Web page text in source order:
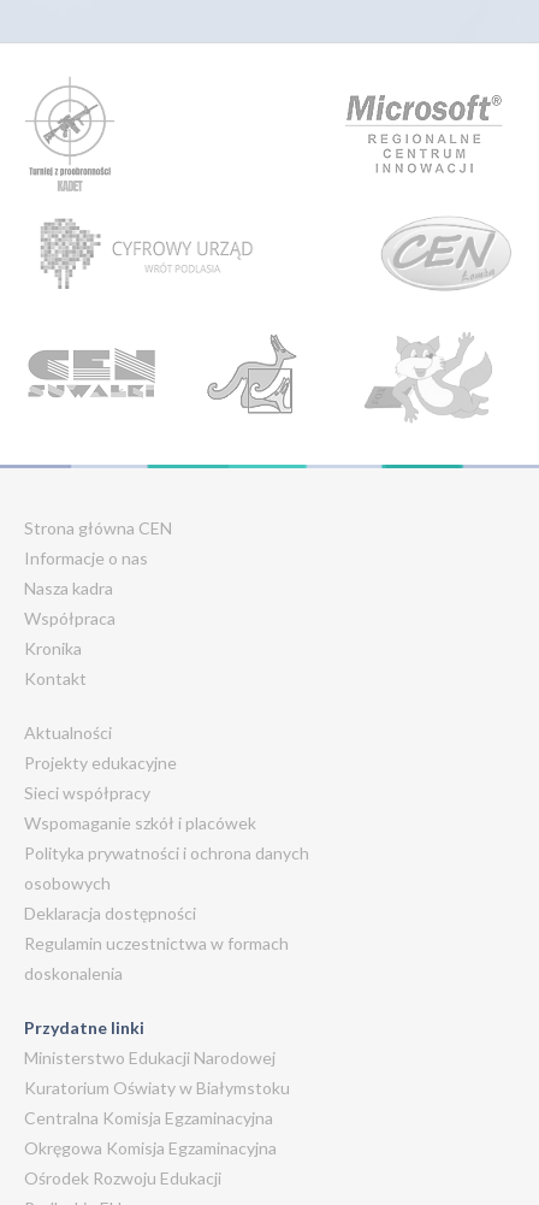
Strona główna CEN
Informacje o nas
Nasza kadra
Współpraca
Kronika
Kontakt
Aktualności
Projekty edukacyjne
Sieci współpracy
Wspomaganie szkół i placówek
Polityka prywatności i ochrona danych
osobowych
Deklaracja dostępności
Regulamin uczestnictwa w formach
doskonalenia
Przydatne linki
Ministerstwo Edukacji Narodowej
Kuratorium Oświaty w Białymstoku
Centralna Komisja Egzaminacyjna
Okręgowa Komisja Egzaminacyjna
Ośrodek Rozwoju Edukacji